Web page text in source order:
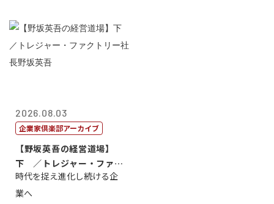
2026.08.03
企業家倶楽部アーカイブ
【野坂英吾の経営道場】
下 ／トレジャー・ファク
トリー社長野坂...
時代を捉え進化し続ける企
業へ